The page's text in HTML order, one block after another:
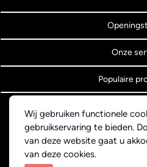
Wij gebruiken functionele
gebruikservaring te bieden.
van deze website gaat u
van deze cookies.
Onze
Populaire
© Copyright 2026
Algemene
Webdesign